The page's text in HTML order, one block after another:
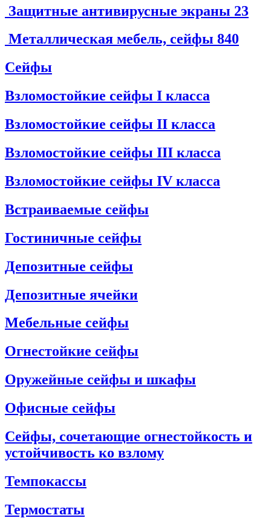
Защитные антивирусные экраны 23
Металлическая мебель, сейфы 840
Сейфы
Взломостойкие сейфы I класса
Взломостойкие сейфы II класса
Взломостойкие сейфы III класса
Взломостойкие сейфы IV класса
Встраиваемые сейфы
Гостиничные сейфы
Депозитные сейфы
Депозитные ячейки
Мебельные сейфы
Огнестойкие сейфы
Оружейные сейфы и шкафы
Офисные сейфы
Сейфы, сочетающие огнестойкость и
устойчивость ко взлому
Темпокассы
Термостаты